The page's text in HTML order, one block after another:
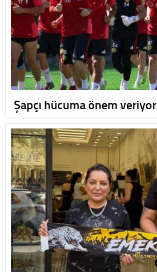
Şapçı hücuma önem veriyor